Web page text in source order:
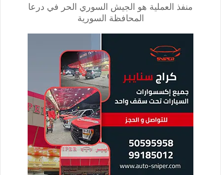
منفذ العملية هو الجيش السوري الحر في درعا
المحافظة السورية